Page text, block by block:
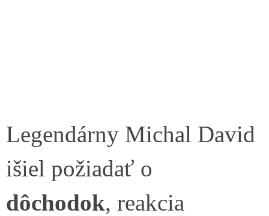
Legendárny Michal David
išiel požiadať o
dôchodok, reakcia